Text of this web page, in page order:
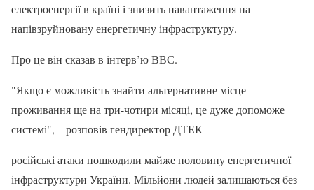
електроенергії в країні і знизить навантаження на
напівзруйновану енергетичну інфраструктуру.
Про це він сказав в інтерв’ю ВВС.
"Якщо є можливість знайти альтернативне місце
проживання ще на три-чотири місяці, це дуже допоможе
системі", – розповів гендиректор ДТЕК
російські атаки пошкодили майже половину енергетичної
інфраструктури України. Мільйони людей залишаються без